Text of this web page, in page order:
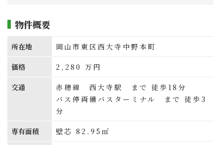
物件概要
所在地 岡山市東区西大寺中野本町
価格 2,280 万円
交通
赤穂線 西大寺駅 まで 徒歩18分
バス停両備バスターミナル まで 徒歩3
分
専有面積 壁芯 82.95㎡